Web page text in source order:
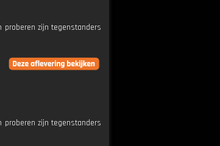
proberen zijn tegenstanders
proberen zijn tegenstanders